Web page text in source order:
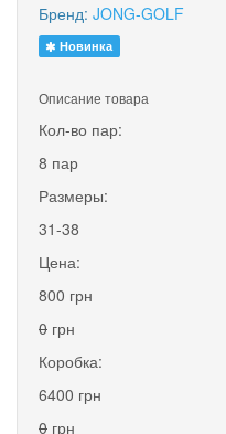
Бренд: JONG-GOLF
Новинка
Описание товара
Кол-во пар:
8 пар
Размеры:
31-38
Цена:
800 грн
0 грн
Коробка:
6400 грн
0 грн